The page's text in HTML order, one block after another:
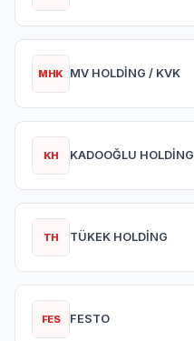
MHK MV HOLDİNG / KVK
KH KADOOĞLU HOLDİNG
TH TÜKEK HOLDİNG
FES FESTO